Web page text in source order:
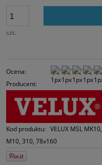
szt.
Ocena:
Producent:
Kod produktu: VELUX MSL MK10,
M10, 310, 78x160